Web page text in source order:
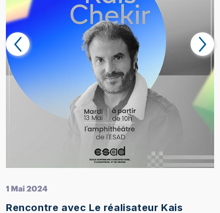
1 Mai 2024
Rencontre avec Le réalisateur Kais